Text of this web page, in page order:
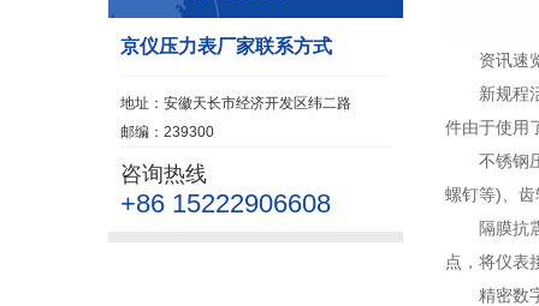
京仪压力表厂家联系方式
地址：安徽天长市经济开发区纬二路
邮编：239300
咨询热线
+86 15222906608
资讯速
新规程
件由于使用
不锈钢
螺钉等)、
隔膜抗
点，将仪表
精密数